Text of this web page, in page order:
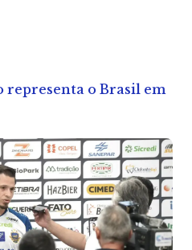
representa o Brasil em